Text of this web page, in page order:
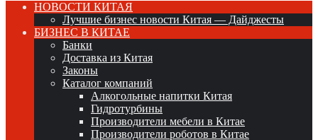
НОВОСТИ КИТАЯ
Лучшие бизнес новости Китая — Дайджесты
БИЗНЕС В КИТАЕ
Банки
Доставка из Китая
Законы
Каталог компаний
Алкогольные напитки Китая
Гидротурбины
Производители мебели в Китае
Производители роботов в Китае